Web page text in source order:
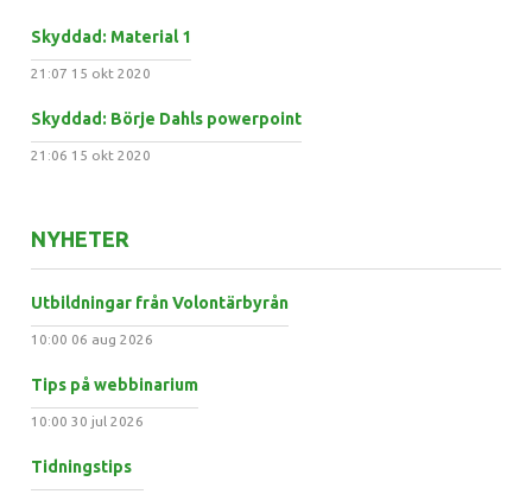
Skyddad: Material 1
21:07 15 okt 2020
Skyddad: Börje Dahls powerpoint
21:06 15 okt 2020
NYHETER
Utbildningar från Volontärbyrån
10:00 06 aug 2026
Tips på webbinarium
10:00 30 jul 2026
Tidningstips